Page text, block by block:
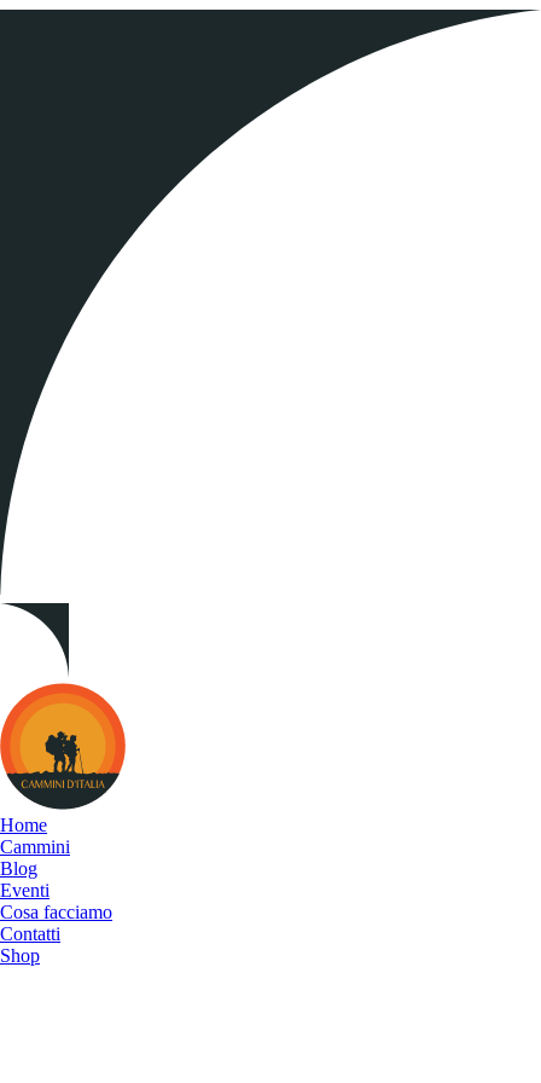
Cammini
d&#039;Italia
Home
Cammini
Blog
Eventi
Cosa facciamo
Contatti
Shop